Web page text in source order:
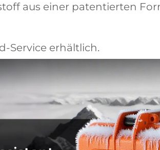
aus einer patentierten
Service erhältlich.